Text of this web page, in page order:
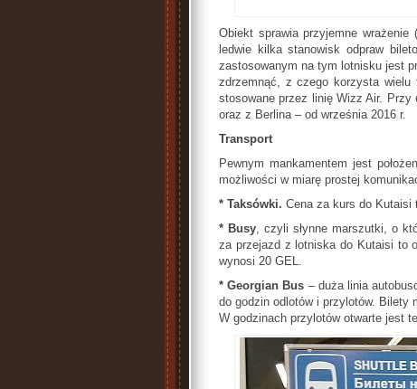
Obiekt sprawia przyjemne wrażenie
ledwie kilka stanowisk odpraw
zastosowanym na tym lotnisku jest
zdrzemnąć, z czego korzysta wielu
stosowane przez linię Wizz Air.
oraz z Berlina – od września 2016 r.
Transport
Pewnym mankamentem jest
możliwości w miarę prostej
* Taksówki. Cena za kurs do Kutaisi
* Busy, czyli słynne marszutki, o
za przejazd z lotniska do Kutaisi to
wynosi 20 GEL.
* Georgian Bus – duża linia
do godzin odlotów i przylotów. Bilety
W godzinach przylotów otwarte jest